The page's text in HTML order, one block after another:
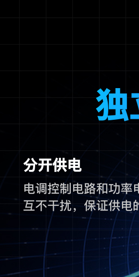
独
分开供电
电调控制电路和功率
互不干扰，保证供电